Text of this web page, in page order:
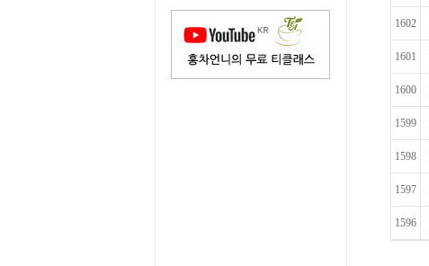
1602
1601
1600
1599
1598
1597
1596